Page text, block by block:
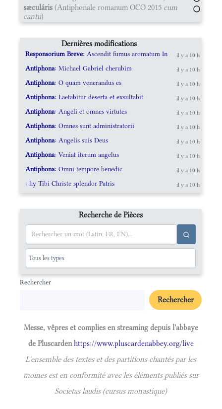
sæculáris (Antiphonale romanum OCO 2015 cum
cantu)
Dernières modifications
Responsorium Breve: Ascendit fumus aromatum In il y a 10 h
Antiphona: Michael Gabriel cherubim il y a 10 h
Antiphona: O quam venerandus es il y a 10 h
Antiphona: Laetabitur deserta et exsultabit il y a 10 h
Antiphona: Angeli et omnes virtutes il y a 10 h
Antiphona: Omnes sunt administratorii il y a 10 h
Antiphona: Angelis suis Deus il y a 10 h
Antiphona: Veniat iterum angelus il y a 10 h
Antiphona: Omni tempore benedic il y a 10 h
: hy Tibi Christe splendor Patris il y a 10 h
Recherche de Pièces
Rechercher
Rechercher
Messe, vêpres et complies en streaming depuis l'abbaye
de Pluscardenhttps://www.pluscardenabbey.org/live
L'ensemble des textes et des partitions chantés par les
moines est en conformité avec les éléments publiés sur
Societas laudis (cursus monastique)